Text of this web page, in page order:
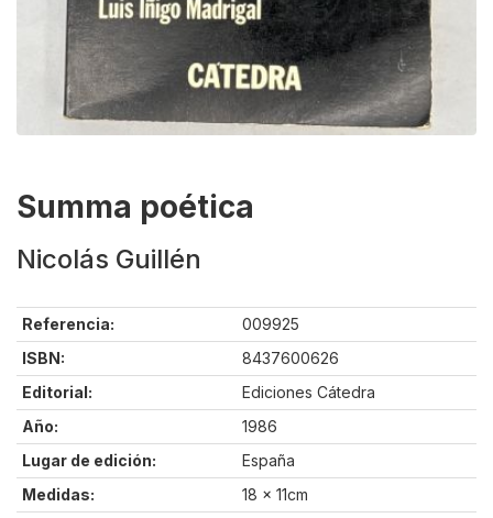
Summa poética
Nicolás Guillén
Referencia:
009925
ISBN:
8437600626
Editorial:
Ediciones Cátedra
Año:
1986
Lugar de edición:
España
Medidas:
18 x 11cm